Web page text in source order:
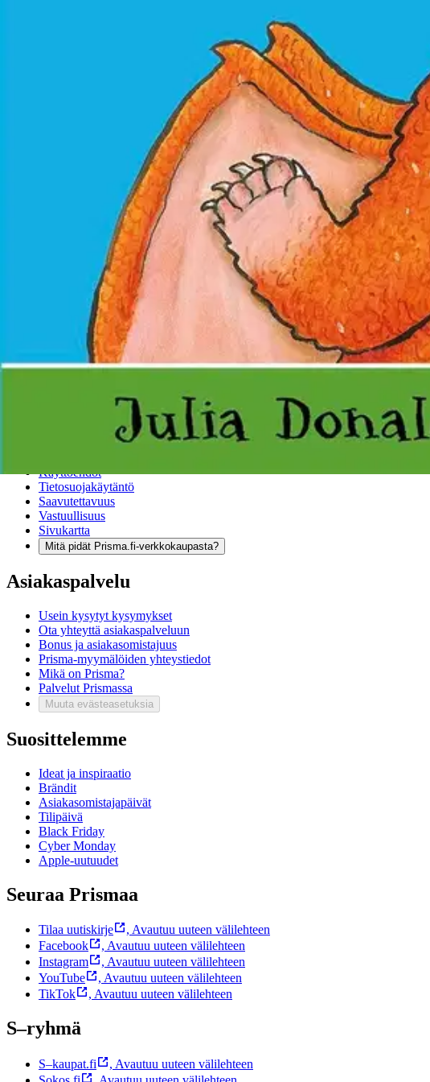
Värikkäät ensikirjat sopivat perheen pienimmille. Löydä Leo Lohikäärme luukun
Oletko tyytyväinen tuotetietoihin?
Ovatko tuotetiedot riittävät? Jos tuotetiedoissa on puutteita tai niitä voisi muuten
Avautuu uuteen välilehteen
Verkkokauppa
Ensitilaajan pikaopas
Myymälänouto
Palautukset
Takuu ja huolto
Asennuspalvelut
Käyttöehdot
Tietosuojakäytäntö
Saavutettavuus
Vastuullisuus
Sivukartta
Mitä pidät Prisma.fi-verkkokaupasta?
Asiakaspalvelu
Usein kysytyt kysymykset
Ota yhteyttä asiakaspalveluun
Bonus ja asiakasomistajuus
Prisma-myymälöiden yhteystiedot
Mikä on Prisma?
Palvelut Prismassa
Muuta evästeasetuksia
Suosittelemme
Ideat ja inspiraatio
Brändit
Asiakasomistajapäivät
Tilipäivä
Black Friday
Cyber Monday
Apple-uutuudet
Seuraa Prismaa
Tilaa uutiskirje , Avautuu uuteen välilehteen
Facebook
, Avautuu uuteen välilehteen
Instagram
, Avautuu uuteen välilehteen
YouTube
, Avautuu uuteen välilehteen
TikTok
, Avautuu uuteen välilehteen
S–ryhmä
S–kaupat.fi , Avautuu uuteen välilehteen